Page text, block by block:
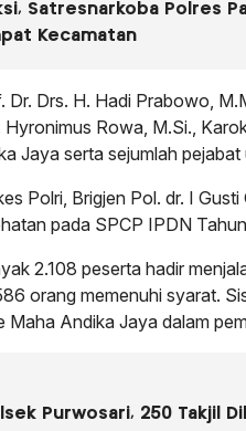
Satresnarkoba Polres
Kecamatan
Dr. Drs. H. Hadi Prabowo,
Rowa, M.Si.,
Jaya serta sejumlah
Polri, Brigjen Pol. dr. I
pada SPCP IPDN
2.108 peserta hadir
orang memenuhi syarat.
Maha Andika Jaya dalam
Purwosari, 250 Takjil